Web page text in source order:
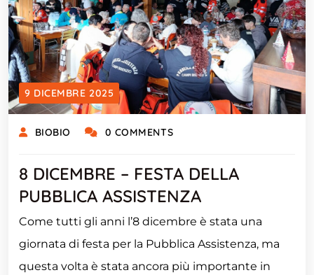
9 DICEMBRE 2025
BIOBIO 0 COMMENTS
8 DICEMBRE – FESTA DELLA
PUBBLICA ASSISTENZA
Come tutti gli anni l’8 dicembre è stata una
giornata di festa per la Pubblica Assistenza, ma
questa volta è stata ancora più importante in